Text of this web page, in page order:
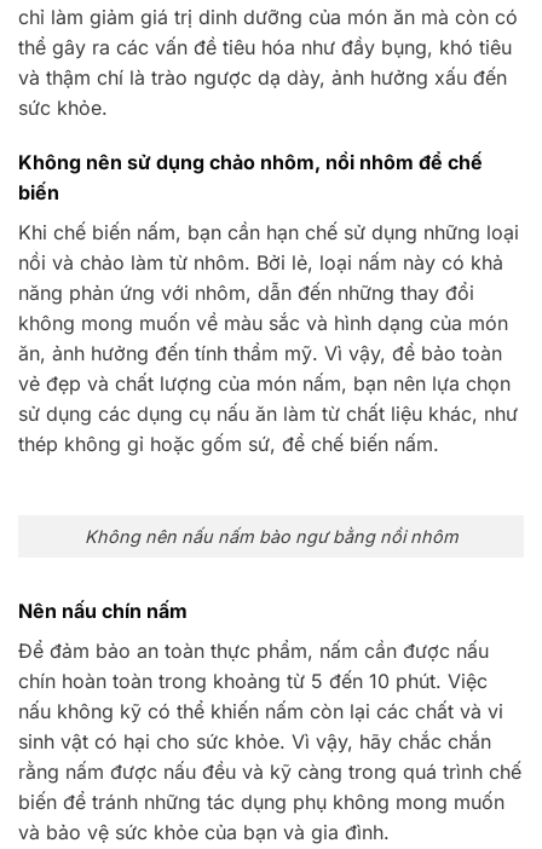
chỉ làm giảm giá trị dinh dưỡng của món ăn mà còn có
thể gây ra các vấn đề tiêu hóa như đầy bụng, khó tiêu
và thậm chí là trào ngược dạ dày, ảnh hưởng xấu đến
sức khỏe.
Không nên sử dụng chảo nhôm, nồi nhôm để chế
biến
Khi chế biến nấm, bạn cần hạn chế sử dụng những loại
nồi và chảo làm từ nhôm. Bởi lẻ, loại nấm này có khả
năng phản ứng với nhôm, dẫn đến những thay đổi
không mong muốn về màu sắc và hình dạng của món
ăn, ảnh hưởng đến tính thẩm mỹ. Vì vậy, để bảo toàn
vẻ đẹp và chất lượng của món nấm, bạn nên lựa chọn
sử dụng các dụng cụ nấu ăn làm từ chất liệu khác, như
thép không gỉ hoặc gốm sứ, để chế biến nấm.
Không nên nấu nấm bào ngư bằng nồi nhôm
Nên nấu chín nấm
Để đảm bảo an toàn thực phẩm, nấm cần được nấu
chín hoàn toàn trong khoảng từ 5 đến 10 phút. Việc
nấu không kỹ có thể khiến nấm còn lại các chất và vi
sinh vật có hại cho sức khỏe. Vì vậy, hãy chắc chắn
rằng nấm được nấu đều và kỹ càng trong quá trình chế
biến để tránh những tác dụng phụ không mong muốn
và bảo vệ sức khỏe của bạn và gia đình.